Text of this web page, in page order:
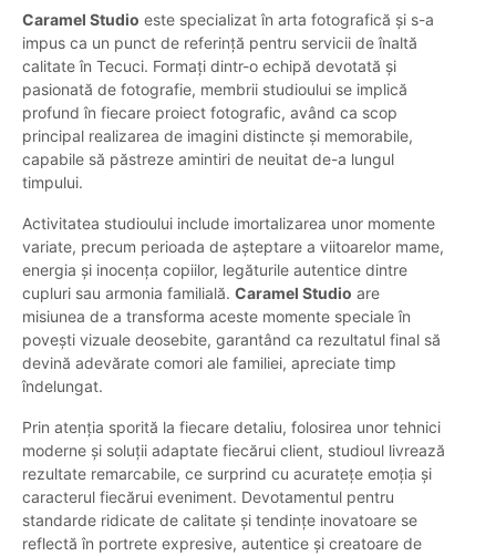
Caramel Studio este specializat în arta fotografică și s-a
impus ca un punct de referință pentru servicii de înaltă
calitate în Tecuci. Formați dintr-o echipă devotată și
pasionată de fotografie, membrii studioului se implică
profund în fiecare proiect fotografic, având ca scop
principal realizarea de imagini distincte și memorabile,
capabile să păstreze amintiri de neuitat de-a lungul
timpului.
Activitatea studioului include imortalizarea unor momente
variate, precum perioada de așteptare a viitoarelor mame,
energia și inocența copiilor, legăturile autentice dintre
cupluri sau armonia familială. Caramel Studio are
misiunea de a transforma aceste momente speciale în
povești vizuale deosebite, garantând ca rezultatul final să
devină adevărate comori ale familiei, apreciate timp
îndelungat.
Prin atenția sporită la fiecare detaliu, folosirea unor tehnici
moderne și soluții adaptate fiecărui client, studioul livrează
rezultate remarcabile, ce surprind cu acuratețe emoția și
caracterul fiecărui eveniment. Devotamentul pentru
standarde ridicate de calitate și tendințe inovatoare se
reflectă în portrete expresive, autentice și creatoare de